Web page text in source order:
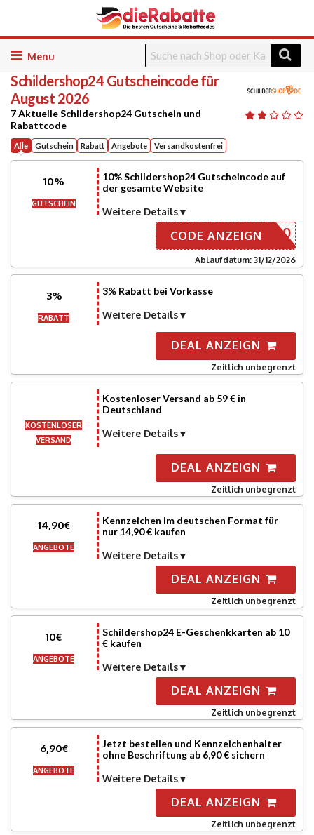
Skip
content
Schildershop24 Gutscheincode für
August 2026
7 Aktuelle Schildershop24 Gutschein und
Rabattcode
Alle Gutschein Rabatt Angebote Versandkostenfrei
10%
GUTSCHEIN
10% Schildershop24 Gutscheincode auf
der gesamte Website
Weitere Details
AWIN-10
CODE ANZEIGN
Ablaufdatum: 31/12/2026
3%
RABATT
3% Rabatt bei Vorkasse
Weitere Details
DEAL ANZEIGN
Zeitlich unbegrenzt
KOSTENLOSER
VERSAND
Kostenloser Versand ab 59 € in
Deutschland
Weitere Details
DEAL ANZEIGN
Zeitlich unbegrenzt
14,90€
ANGEBOTE
Kennzeichen im deutschen Format für
nur 14,90 € kaufen
Weitere Details
DEAL ANZEIGN
Zeitlich unbegrenzt
10€
ANGEBOTE
Schildershop24 E-Geschenkkarten ab 10
€ kaufen
Weitere Details
DEAL ANZEIGN
Zeitlich unbegrenzt
6,90€
ANGEBOTE
Jetzt bestellen und Kennzeichenhalter
ohne Beschriftung ab 6,90 € sichern
Weitere Details
DEAL ANZEIGN
Zeitlich unbegrenzt